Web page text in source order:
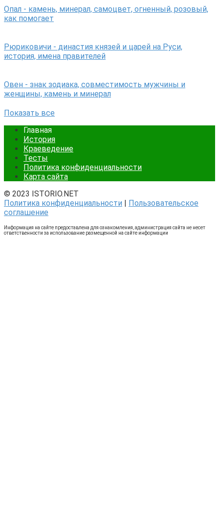
Опал - камень, минерал, самоцвет, огненный, розовый,
как помогает
Рюриковичи - династия князей и царей на Руси,
история, имена правителей
Овен - знак зодиака, совместимость мужчины и
женщины, камень и минерал
Показать все
Главная
История
Краеведение
Тесты
Политика конфиденциальности
Карта сайта
© 2023 ISTORIO.NET
Политика конфиденциальности | Пользовательское
соглашение
Информация на сайте предоставлена для ознакомления, администрация сайта не несет
ответственности за использование размещенной на сайте информации